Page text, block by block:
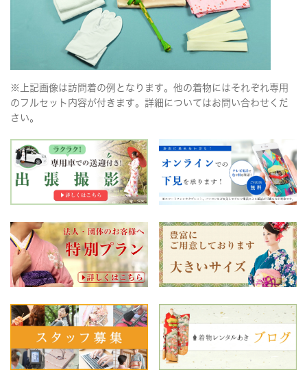
※上記画像は訪問着の例となります。他の着物にはそれぞれ専用
のフルセット内容が付きます。詳細についてはお問い合わせくだ
さい。